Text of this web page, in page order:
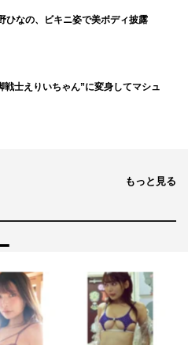
ひなの、ビキニ姿で美ボディ披露
戦士えりいちゃん”に変身してマシュ
もっと見る